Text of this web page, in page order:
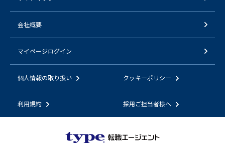
会社概要
マイページログイン
個人情報の取り扱い クッキーポリシー
利用規約 採用ご担当者様へ